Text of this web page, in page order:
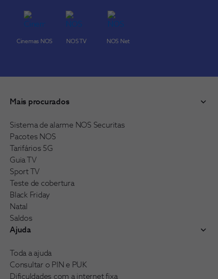
Cinemas NOS NOS TV NOS Net
Mais procurados
Sistema de alarme NOS Securitas
Pacotes NOS
Tarifários 5G
Guia TV
Sport TV
Teste de cobertura
Black Friday
Natal
Saldos
Ajuda
Toda a ajuda
Consultar o PIN e PUK
Dificuldades com a internet fixa